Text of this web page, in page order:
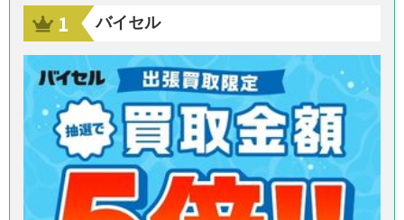
バイセル